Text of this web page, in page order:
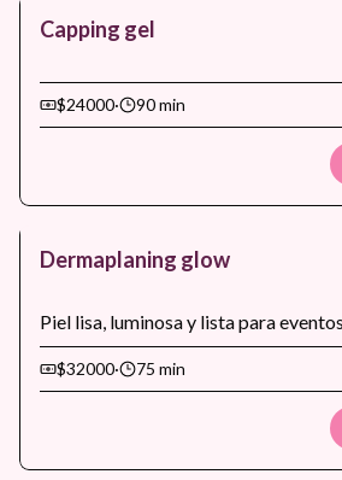
Capping gel
$24000· 90 min
Dermaplaning glow
Piel lisa, luminosa y lista para
$32000· 75 min